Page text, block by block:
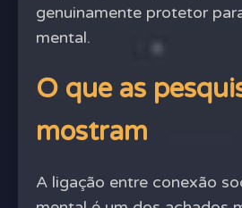
genuinamente protetor
mental.
O que as
mostram
A ligação entre conexão